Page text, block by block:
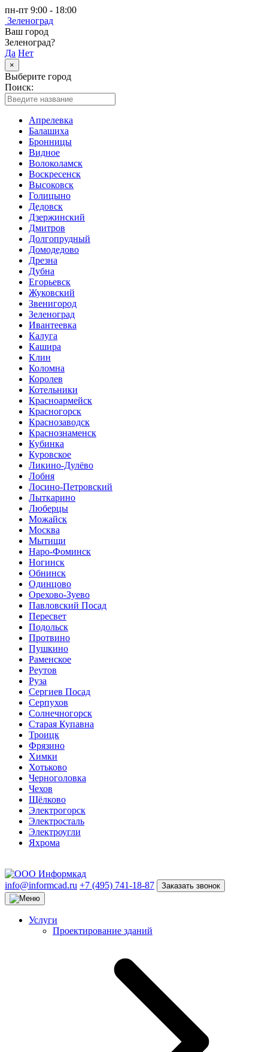
пн-пт 9:00 - 18:00
Зеленоград
Ваш город
Зеленоград?
Да Нет
×
Выберите город
Поиск:
Апрелевка
Балашиха
Бронницы
Видное
Волоколамск
Воскресенск
Высоковск
Голицыно
Дедовск
Дзержинский
Дмитров
Долгопрудный
Домодедово
Дрезна
Дубна
Егорьевск
Жуковский
Звенигород
Зеленоград
Ивантеевка
Калуга
Кашира
Клин
Коломна
Королев
Котельники
Красноармейск
Красногорск
Краснозаводск
Краснознаменск
Кубинка
Куровское
Ликино-Дулёво
Лобня
Лосино-Петровский
Лыткарино
Люберцы
Можайск
Москва
Мытищи
Наро-Фоминск
Ногинск
Обнинск
Одинцово
Орехово-Зуево
Павловский Посад
Пересвет
Подольск
Протвино
Пушкино
Раменское
Реутов
Руза
Сергиев Посад
Серпухов
Солнечногорск
Старая Купавна
Троицк
Фрязино
Химки
Хотьково
Черноголовка
Чехов
Щёлково
Электрогорск
Электросталь
Электроугли
Яхрома
info@informcad.ru +7 (495) 741-18-87 Заказать звонок
Услуги
Проектирование зданий